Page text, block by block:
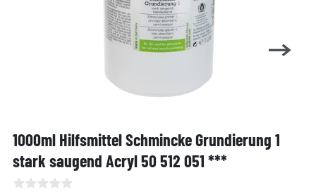
1000ml Hilfsmittel Schmincke Grundierung 1
stark saugend Acryl 50 512 051 ***